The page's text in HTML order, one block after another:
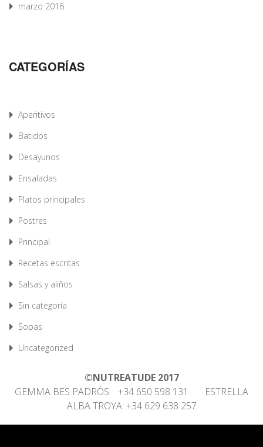
marzo 2016
CATEGORÍAS
Aperitivos
Batidos
Desayunos
Ensaladas
Platos principales
Postres
Principal
Recetas escritas
Salsas y aliños
Sin categoría
Sopas
Uncategorized
©NUTREATUDE 2017
GEMMA BES PADRÓS: +34 650 598 131 ESTRELLA
ALBA TROYA: +34 629 638 257